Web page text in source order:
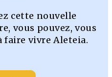
cette nouvelle
vous pouvez, vous
faire vivre Aleteia.